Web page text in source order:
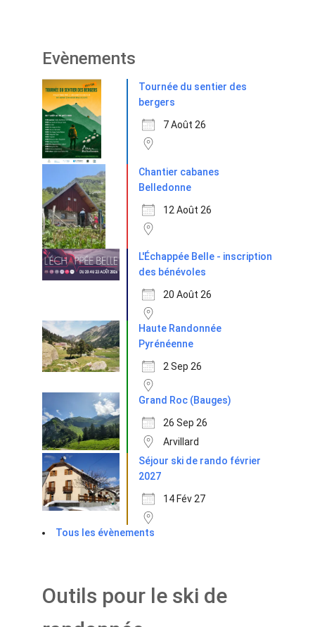
Evènements
Tournée du sentier des
bergers
7 Août 26
Chantier cabanes
Belledonne
12 Août 26
L'Échappée Belle - inscription
des bénévoles
20 Août 26
Haute Randonnée
Pyrénéenne
2 Sep 26
Grand Roc (Bauges)
26 Sep 26
Arvillard
Séjour ski de rando février
2027
14 Fév 27
Tous les évènements
Outils pour le ski de